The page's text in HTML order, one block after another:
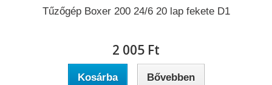
Tűzőgép Boxer 200 24/6 20 lap fekete D1
2 005 Ft‎
Kosárba Bővebben